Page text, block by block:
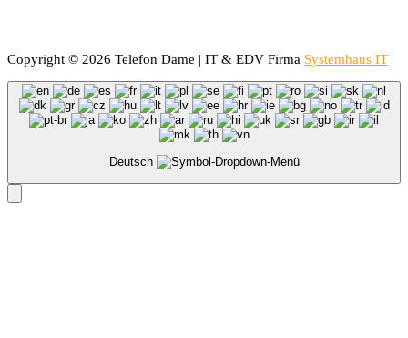
Copyright © 2026 Telefon Dame | IT & EDV Firma Systemhaus IT
Deutsch